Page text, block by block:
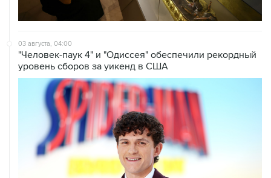
03 августа, 04:00
"Человек-паук 4" и "Одиссея" обеспечили рекордный
уровень сборов за уикенд в США